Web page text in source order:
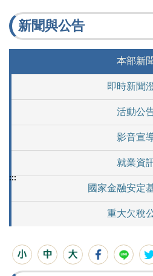
新聞與公告
本部新
即時新聞
活動公
影音宣
就業資
國家金融安定
重大欠稅
:::